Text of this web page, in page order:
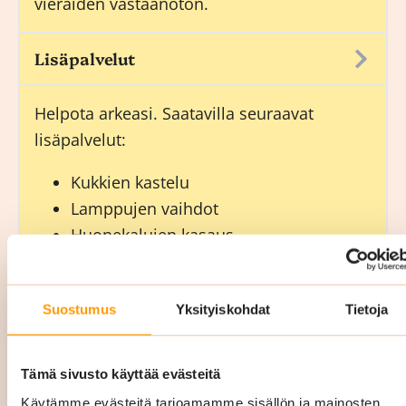
Suostumus Yksityiskohdat Tietoja
Tämä sivusto käyttää evästeitä
Käytämme evästeitä tarjoamamme sisällön ja mainosten
Lisäpalvelut
Helpota arkeasi. Saatavilla seuraavat
lisäpalvelut:
Kukkien kastelu
Lamppujen vaihdot
Huonekalujen kasaus
Hygienia- ja kahvitarvikkeiden täytöt.
Päivystyssiivous 24/7 (Uusimaa):
Siskon Siivouksen päivystyssiivous auttaa